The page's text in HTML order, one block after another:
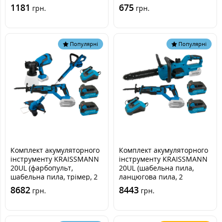
1181 грн. 675 грн.
Популярні
Комплект акумуляторного
інструменту KRAISSMANN
20UL (фарбопульт,
шабельна пила, трімер, 2
акумулятори, зарядний
пристрій)
8682 грн.
Популярні
Комплект акумуляторного
інструменту KRAISSMANN
20UL (шабельна пила,
ланцюгова пила, 2
акумулятори та зарядний
пристрій)
8443 грн.